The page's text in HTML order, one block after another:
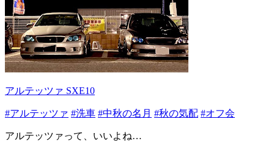
アルテッツァ SXE10
#アルテッツァ #洗車 #中秋の名月 #秋の気配 #オフ会
アルテッツァって、いいよね…